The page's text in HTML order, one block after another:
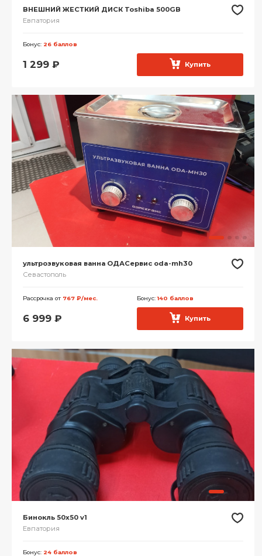
ВНЕШНИЙ ЖЕСТКИЙ ДИСК Toshiba 500GB
Евпатория
Бонус: 26 баллов
1 299 ₽ Купить
ультрозвуковая ванна ОДАСервис oda-mh30
Севастополь
Рассрочка от 767 ₽/мес. Бонус:140 баллов
6 999 ₽ Купить
Бинокль 50x50 v1
Евпатория
Бонус: 24 баллов